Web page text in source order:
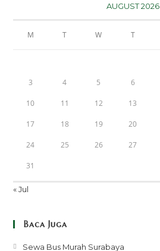
AUGUST 2026
M T W T
3 4 5 6
10 11 12 13
17 18 19 20
24 25 26 27
31
« Jul
Baca Juga
Sewa Bus Murah Surabaya